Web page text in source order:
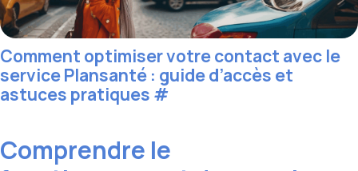
Comment optimiser votre contact avec le
service Plansanté : guide d’accès et
astuces pratiques #
Comprendre le